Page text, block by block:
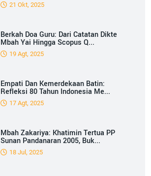
21 Okt, 2025
Berkah Doa Guru: Dari Catatan Dikte
Mbah Yai Hingga Scopus Q...
19 Agt, 2025
Empati Dan Kemerdekaan Batin:
Refleksi 80 Tahun Indonesia Me...
17 Agt, 2025
Mbah Zakariya: Khatimin Tertua PP
Sunan Pandanaran 2005, Buk...
18 Jul, 2025